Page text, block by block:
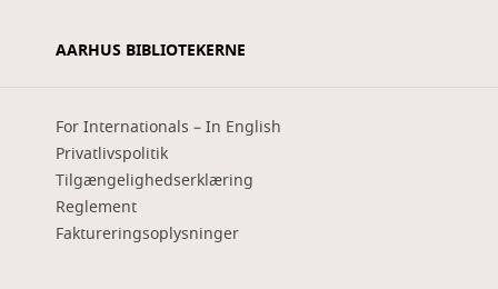
AARHUS BIBLIOTEKERNE
For Internationals – In English
Privatlivspolitik
Tilgængelighedserklæring
Reglement
Faktureringsoplysninger